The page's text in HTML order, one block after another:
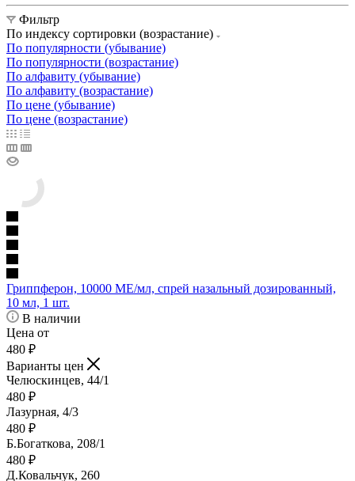
Фильтр
По индексу сортировки (возрастание)
По популярности (убывание)
По популярности (возрастание)
По алфавиту (убывание)
По алфавиту (возрастание)
По цене (убывание)
По цене (возрастание)
Гриппферон, 10000 МЕ/мл, спрей назальный дозированный,
10 мл, 1 шт.
В наличии
Цена от
480 ₽
Варианты цен
Челюскинцев, 44/1
480 ₽
Лазурная, 4/3
480 ₽
Б.Богаткова, 208/1
480 ₽
Д.Ковальчук, 260